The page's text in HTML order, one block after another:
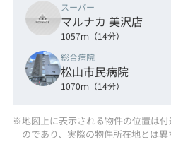
スーパー
マルナカ 美沢店
1057ｍ（14分）
総合病院
松山市民病院
1070ｍ（14分）
※地図上に表示される物件の位置は
のであり、実際の物件所在地とは異